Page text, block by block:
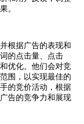
。
根据广告的表现和
的点击量、点击
优化。他们会对竞
围，以实现最佳的
的竞价活动，根据
告的竞争力和展现